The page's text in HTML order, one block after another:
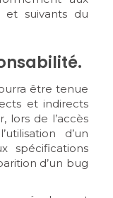
et suivants du
être tenue
et indirects
lors de l’accès
d’un
spécifications
d’un bug